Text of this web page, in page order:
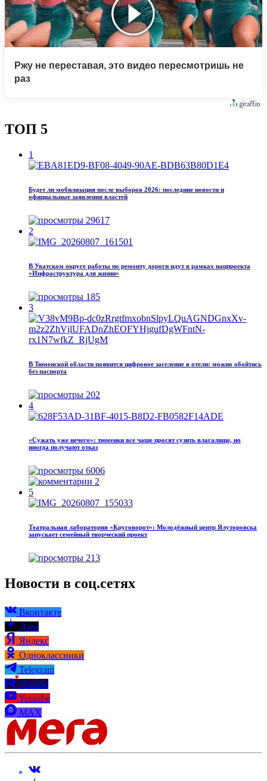
Ржу не переставая, это видео пересмотришь не
раз
ТОП 5
1
Будет ли мобилизация после выборов 2026: последние новости и
официальные заявления властей
29617
2
В Уватском округе работы по ремонту дороги идут в рамках нацпроекта
«Инфраструктура для жизни»
185
3
В Тюменской области появится цифровое заселение в отели: можно обойтись
без паспорта
202
4
«Сужать уже нечего»: тюменки все чаще просят сузить влагалище, но
иногда получают отказ
6006
2
5
Театральная лаборатория «Круговорот»: Молодёжный центр Ялуторовска
запускает семейный творческий проект
213
Новости в соц.сетях
Вконтакте
Дзен
Яндекс
Одноклассники
Telegram
Rutube
Youtube
MAX